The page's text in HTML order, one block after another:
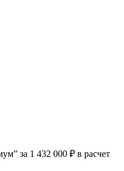
за 1 432 000 ₽ в расчет